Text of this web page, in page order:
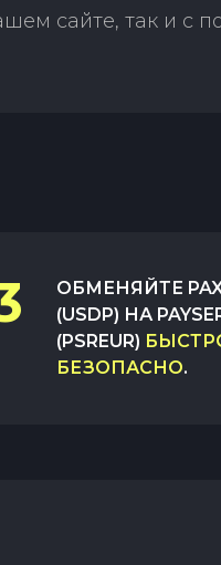
сайте, так и с
ОБМЕНЯЙТЕ
(USDP) НА
(PSREUR)
БЕЗОПАСНО.